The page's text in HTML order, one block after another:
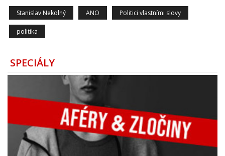
Stanislav Nekolný ANO Politici vlastními slovy
politika
SPECIÁLY